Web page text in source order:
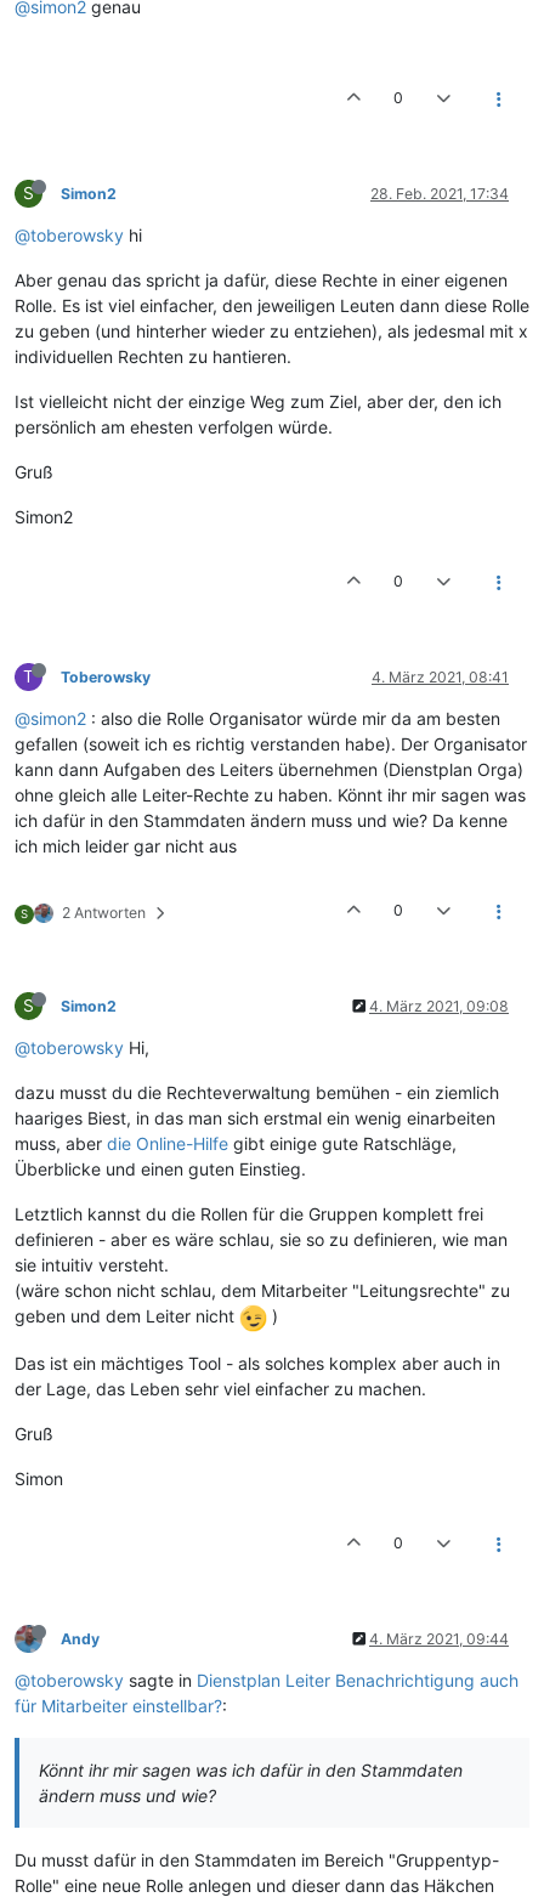
@simon2 genau
0
S Simon2 28. Feb. 2021, 17:34
@toberowsky hi
Aber genau das spricht ja dafür, diese Rechte in einer eigenen
Rolle. Es ist viel einfacher, den jeweiligen Leuten dann diese Rolle
zu geben (und hinterher wieder zu entziehen), als jedesmal mit x
individuellen Rechten zu hantieren.
Ist vielleicht nicht der einzige Weg zum Ziel, aber der, den ich
persönlich am ehesten verfolgen würde.
Gruß
Simon2
0
T Toberowsky 4. März 2021, 08:41
@simon2 : also die Rolle Organisator würde mir da am besten
gefallen (soweit ich es richtig verstanden habe). Der Organisator
kann dann Aufgaben des Leiters übernehmen (Dienstplan Orga)
ohne gleich alle Leiter-Rechte zu haben. Könnt ihr mir sagen was
ich dafür in den Stammdaten ändern muss und wie? Da kenne
ich mich leider gar nicht aus
S 2 Antworten 0
S Simon2 4. März 2021, 09:08
@toberowsky Hi,
dazu musst du die Rechteverwaltung bemühen - ein ziemlich
haariges Biest, in das man sich erstmal ein wenig einarbeiten
muss, aber die Online-Hilfe gibt einige gute Ratschläge,
Überblicke und einen guten Einstieg.
Letztlich kannst du die Rollen für die Gruppen komplett frei
definieren - aber es wäre schlau, sie so zu definieren, wie man
sie intuitiv versteht.
(wäre schon nicht schlau, dem Mitarbeiter "Leitungsrechte" zu
geben und dem Leiter nicht
)
Das ist ein mächtiges Tool - als solches komplex aber auch in
der Lage, das Leben sehr viel einfacher zu machen.
Gruß
Simon
0
Andy 4. März 2021, 09:44
@toberowsky sagte in Dienstplan Leiter Benachrichtigung auch
für Mitarbeiter einstellbar?:
Könnt ihr mir sagen was ich dafür in den Stammdaten
ändern muss und wie?
Du musst dafür in den Stammdaten im Bereich "Gruppentyp-
Rolle" eine neue Rolle anlegen und dieser dann das Häkchen